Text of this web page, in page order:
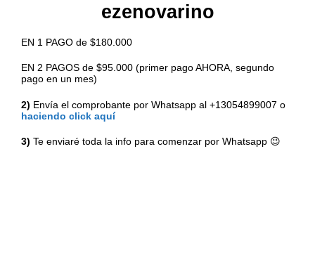
ezenovarino
EN 1 PAGO de $180.000
EN 2 PAGOS de $95.000 (primer pago AHORA, segundo
pago en un mes)
2) Envía el comprobante por Whatsapp al +13054899007 o
haciendo click aquí
3) Te enviaré toda la info para comenzar por Whatsapp 😉